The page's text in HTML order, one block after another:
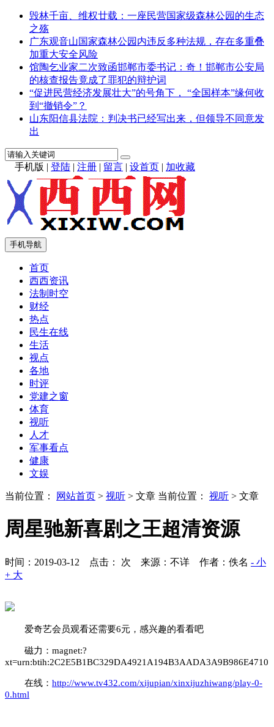
毁林千亩、维权廿载：一座民营国家级森林公园的生态
之殇
广东观音山国家森林公园内违反多种法规，存在多重叠
加重大安全风险
馆陶乞业家二次致函邯郸市委书记：奇！邯郸市公安局
的核查报告竟成了罪犯的辩护词
“促进民营经济发展壮大”的号角下， “全国样本”缘何收
到“撤销令”？
山东阳信县法院：判决书已经写出来，但领导不同意发
出
手机版 | 登陆 | 注册 | 留言 | 设首页 | 加收藏
手机导航
首页
西西资讯
法制时空
财经
热点
民生在线
生活
视点
各地
时评
党建之窗
体育
视听
人才
军事看点
健康
文娱
当前位置： 网站首页 > 视听 > 文章 当前位置： 视听 > 文章
周星驰新喜剧之王超清资源
时间：2019-03-12 点击： 次 来源：不详 作者：佚名 - 小
+ 大
爱奇艺会员观看还需要6元，感兴趣的看看吧
磁力：magnet:?
xt=urn:btih:2C2E5B1BC329DA4921A194B3AADA3A9B986E4710
在线： http://www.tv432.com/xijupian/xinxijuzhiwang/play-0-
0.html